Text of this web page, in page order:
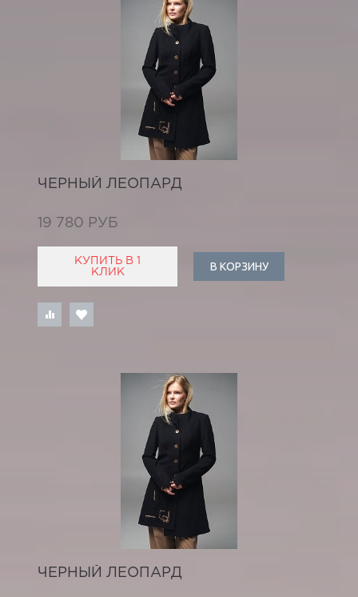
ЧЕРНЫЙ ЛЕОПАРД
19 780 РУБ
КУПИТЬ В 1
КЛИК
В КОРЗИНУ
ЧЕРНЫЙ ЛЕОПАРД